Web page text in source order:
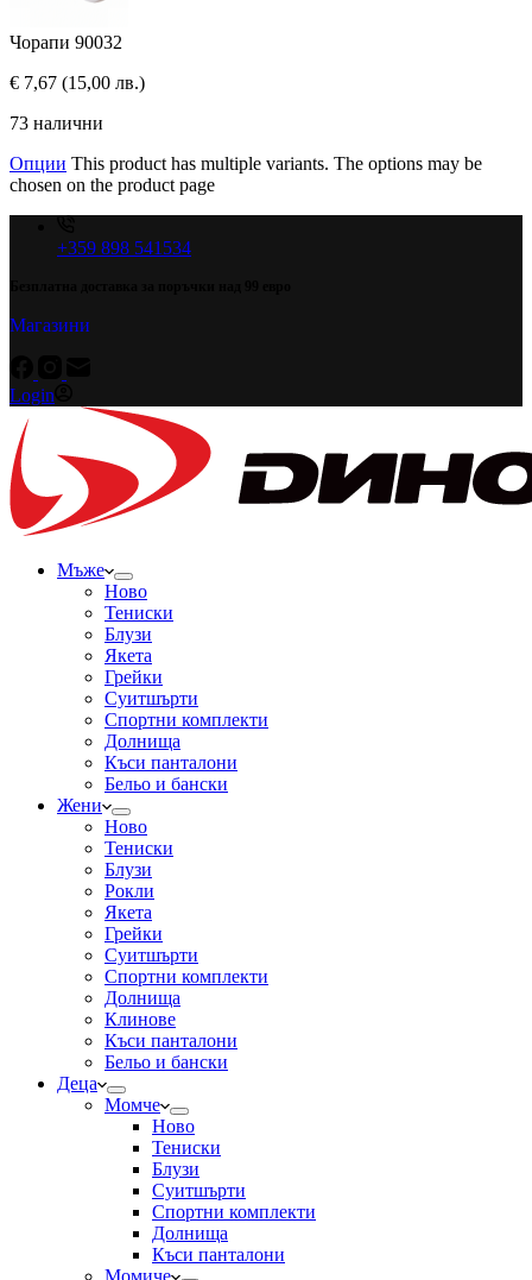
Чорапи 90032
€ 7,67 (15,00 лв.)
73 налични
Опции This product has multiple variants. The options may be
chosen on the product page
+359 898 541534
Магазини
Login
Мъже
Ново
Тениски
Блузи
Якета
Грейки
Суитшърти
Спортни комплекти
Долнища
Къси панталони
Бельо и бански
Жени
Ново
Тениски
Блузи
Рокли
Якета
Грейки
Суитшърти
Спортни комплекти
Долнища
Клинове
Къси панталони
Бельо и бански
Деца
Момче
Ново
Тениски
Блузи
Суитшърти
Спортни комплекти
Долнища
Къси панталони
Момиче